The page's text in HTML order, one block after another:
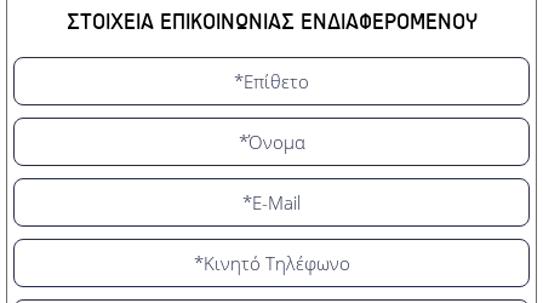
ΣΤΟΙΧΕΙΑ ΕΠΙΚΟΙΝΩΝΙΑΣ ΕΝΔΙΑΦΕΡΟΜΕΝΟΥ